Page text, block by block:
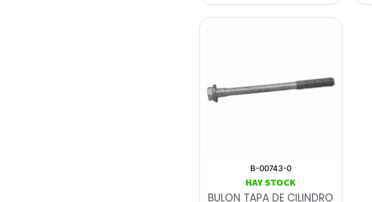
B-00743-0
HAY STOCK
BULON TAPA DE CILINDRO